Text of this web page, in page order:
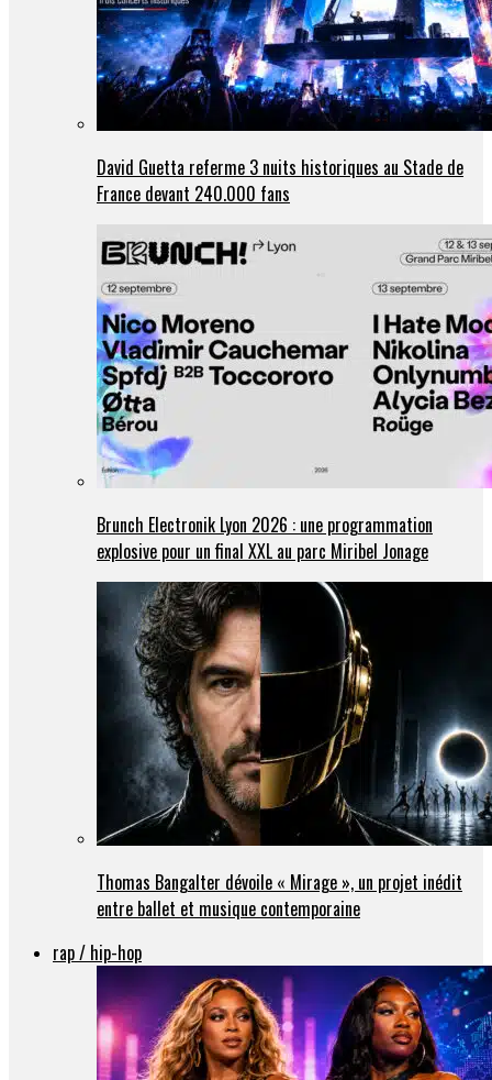
David Guetta referme 3 nuits historiques au Stade de
France devant 240.000 fans
Brunch Electronik Lyon 2026 : une programmation
explosive pour un final XXL au parc Miribel Jonage
Thomas Bangalter dévoile « Mirage », un projet inédit
entre ballet et musique contemporaine
rap / hip-hop